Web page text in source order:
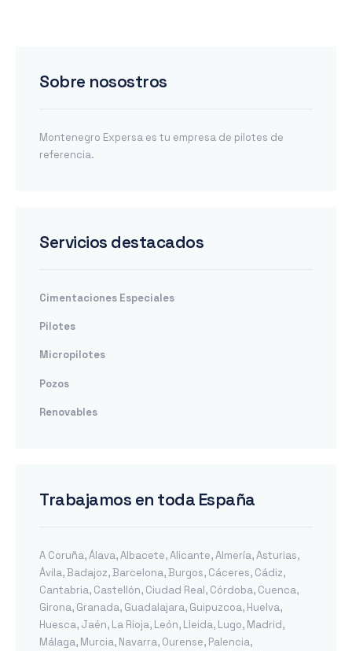
Sobre nosostros
Montenegro Expersa es tu empresa de pilotes de
referencia.
Servicios destacados
Cimentaciones Especiales
Pilotes
Micropilotes
Pozos
Renovables
Trabajamos en toda España
A Coruña,Álava,Albacete,Alicante,Almería,Asturias,
Ávila,Badajoz,Barcelona,Burgos, Cáceres, Cádiz,
Cantabria, Castellón, Ciudad Real, Córdoba, Cuenca,
Girona, Granada, Guadalajara, Guipuzcoa, Huelva,
Huesca, Jaén, La Rioja, León, Lleida, Lugo, Madrid,
Málaga, Murcia, Navarra, Ourense, Palencia,